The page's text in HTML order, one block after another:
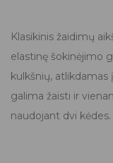
Klasikinis žaidimų
elastinę šokinėjimo
kulkšnių, atlikdamas
galima žaisti ir
naudojant dvi kėdes.